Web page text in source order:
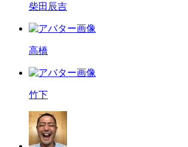
柴田辰吉
高橋
竹下